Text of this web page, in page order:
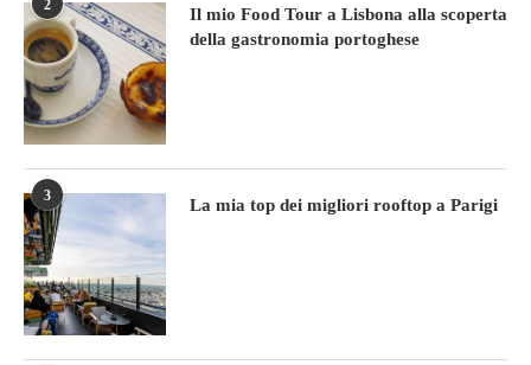
2
Il mio Food Tour a Lisbona alla scoperta
della gastronomia portoghese
3
La mia top dei migliori rooftop a Parigi